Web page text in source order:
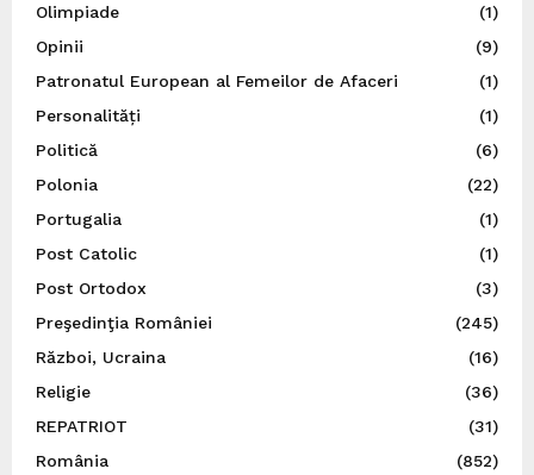
Olimpiade
(1)
Opinii
(9)
Patronatul European al Femeilor de Afaceri
(1)
Personalități
(1)
Politică
(6)
Polonia
(22)
Portugalia
(1)
Post Catolic
(1)
Post Ortodox
(3)
Preşedinţia României
(245)
Război, Ucraina
(16)
Religie
(36)
REPATRIOT
(31)
România
(852)